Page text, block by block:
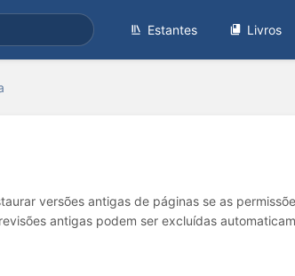
Estantes Livros
versões antigas de páginas se as
antigas podem ser excluídas